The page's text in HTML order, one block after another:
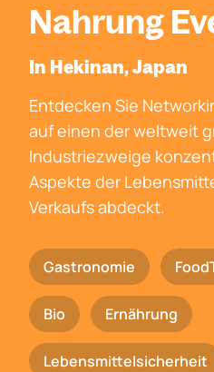
Nahrung
In Hekinan, Japan
Entdecken Sie
auf einen der weltweit
Industriezweige
Aspekte der
Verkaufs abdeckt.
Gastronomie
Bio Ernährung
Lebensmittelsicherheit